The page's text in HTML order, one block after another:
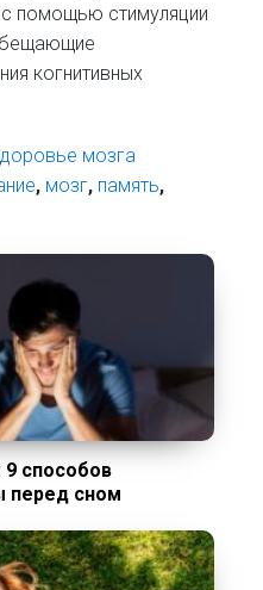
с помощью стимуляции
когнитивных
мозга
, мозг, память,
9 способов
перед сном